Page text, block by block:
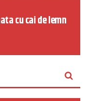
cu cai de lemn